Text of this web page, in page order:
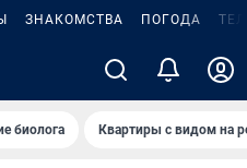
ЗНАКОМСТВА ПОГОДА
биолога Квартиры с видом на